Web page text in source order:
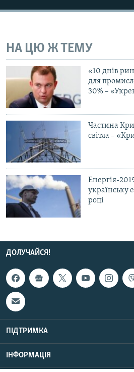
НА ЦЮ Ж ТЕМУ
«10 днів
для
30% –
Частина
світла –
Енергія-
українську
році
ДОЛУЧАЙСЯ!
ПІДТРИМКА
ІНФОРМАЦІЯ